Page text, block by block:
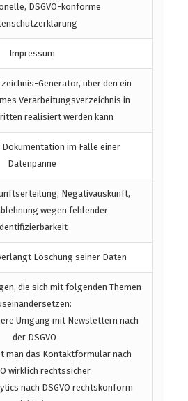
DSGVO-konforme
Impressum
Generator, über den ein
Verarbeitungsverzeichnis in
realisiert werden kann
im Falle einer
Datenpanne
Negativauskunft,
wegen fehlender
Löschung seiner Daten
die sich mit folgenden Themen
Umgang mit Newslettern nach
der DSGVO
man das Kontaktformular nach
wirklich rechtssicher
nach DSGVO rechtskonform